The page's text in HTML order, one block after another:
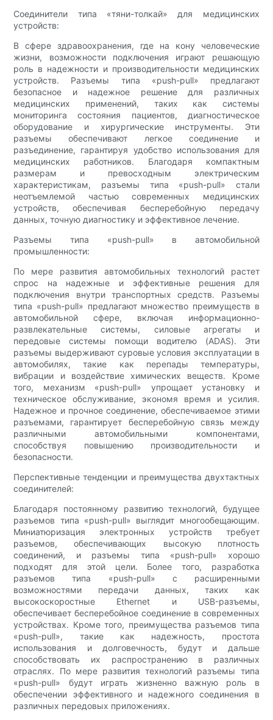
Соединители типа «тяни-толкай» для медицинских
устройств:
В сфере здравоохранения, где на кону человеческие
жизни, возможности подключения играют решающую
роль в надежности и производительности медицинских
устройств. Разъемы типа «push-pull» предлагают
безопасное и надежное решение для различных
медицинских применений, таких как системы
мониторинга состояния пациентов, диагностическое
оборудование и хирургические инструменты. Эти
разъемы обеспечивают легкое соединение и
разъединение, гарантируя удобство использования для
медицинских работников. Благодаря компактным
размерам и превосходным электрическим
характеристикам, разъемы типа «push-pull» стали
неотъемлемой частью современных медицинских
устройств, обеспечивая бесперебойную передачу
данных, точную диагностику и эффективное лечение.
Разъемы типа «push-pull» в автомобильной
промышленности:
По мере развития автомобильных технологий растет
спрос на надежные и эффективные решения для
подключения внутри транспортных средств. Разъемы
типа «push-pull» предлагают множество преимуществ в
автомобильной сфере, включая информационно-
развлекательные системы, силовые агрегаты и
передовые системы помощи водителю (ADAS). Эти
разъемы выдерживают суровые условия эксплуатации в
автомобилях, такие как перепады температуры,
вибрации и воздействие химических веществ. Кроме
того, механизм «push-pull» упрощает установку и
техническое обслуживание, экономя время и усилия.
Надежное и прочное соединение, обеспечиваемое этими
разъемами, гарантирует бесперебойную связь между
различными автомобильными компонентами,
способствуя повышению производительности и
безопасности.
Перспективные тенденции и преимущества двухтактных
соединителей:
Благодаря постоянному развитию технологий, будущее
разъемов типа «push-pull» выглядит многообещающим.
Миниатюризация электронных устройств требует
разъемов, обеспечивающих высокую плотность
соединений, и разъемы типа «push-pull» хорошо
подходят для этой цели. Более того, разработка
разъемов типа «push-pull» с расширенными
возможностями передачи данных, таких как
высокоскоростные Ethernet и USB-разъемы,
обеспечивает бесперебойное соединение в современных
устройствах. Кроме того, преимущества разъемов типа
«push-pull», такие как надежность, простота
использования и долговечность, будут и дальше
способствовать их распространению в различных
отраслях. По мере развития технологий разъемы типа
«push-pull» будут играть жизненно важную роль в
обеспечении эффективного и надежного соединения в
различных передовых приложениях.